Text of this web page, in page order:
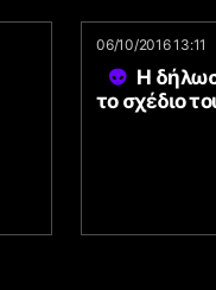
06/10/2016 13:11
Η
το σχέδιο